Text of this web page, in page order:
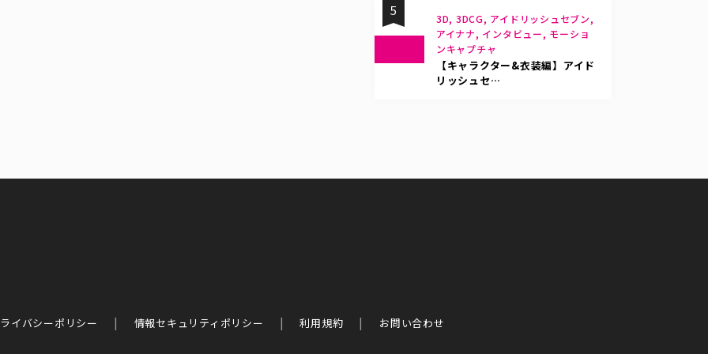
5
3D, 3DCG, アイドリッシュセブン,
アイナナ, インタビュー, モーショ
ンキャプチャ
【キャラクター&衣装編】アイド
リッシュセ…
イバシーポリシー 情報セキュリティポリシー 利用規約 お問い合わせ